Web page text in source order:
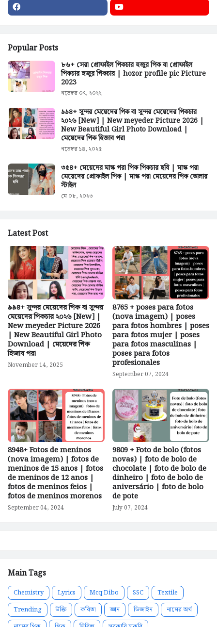
Popular Posts
৮৬+ সেরা প্রোফাইল পিকচার হুজুর পিক বা প্রোফাইল
পিকচার হুজুর পিকচার | hozor profile pic Picture
2023
নভেম্বর ০৭, ২০২২
৯৯৪+ সুন্দর মেয়েদের পিক বা সুন্দর মেয়েদের পিকচার
২০২৬ [New] | New meyeder Picture 2026 |
New Beautiful Girl Photo Download |
মেয়েদের পিক হিজাব পরা
নভেম্বর ১৪, ২০২৫
৩৫৪+ মেয়েদের মাস্ক পরা পিক পিকচার ছবি | মাস্ক পরা
মেয়েদের প্রোফাইল পিক | মাস্ক পরা মেয়েদের পিক তোলার
স্টাইল
মে ০৮, ২০২৩
Latest Post
৯৯৪+ সুন্দর মেয়েদের পিক বা সুন্দর
মেয়েদের পিকচার ২০২৬ [New] |
New meyeder Picture 2026
| New Beautiful Girl Photo
Download | মেয়েদের পিক
হিজাব পরা
November 14, 2025
8765 + poses para fotos
(nova imagem) | poses
para fotos hombres | poses
para fotos mujer | poses
para fotos masculinas |
poses para fotos
profesionales
September 07, 2024
8948+ Fotos de meninos
(nova imagem) | fotos de
meninos de 15 anos | fotos
de meninos de 12 anos |
fotos de meninos feios |
fotos de meninos morenos
September 04, 2024
9809 + Foto de bolo (fotos
novas) | foto de bolo de
chocolate | foto de bolo de
dinheiro | foto de bolo de
aniversário | foto de bolo
de pote
July 07, 2024
Main Tags
Chemistry Lyrics Mcq Dibo SSC
Textile
Trending
উক্তি কবিতা জ্ঞান ডিজাইন
নামের অর্থ